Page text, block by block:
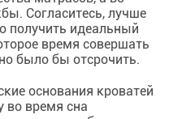
Согласитесь, лучше
получить идеальный
время совершать
было бы отсрочить.
основания кроватей
во время сна